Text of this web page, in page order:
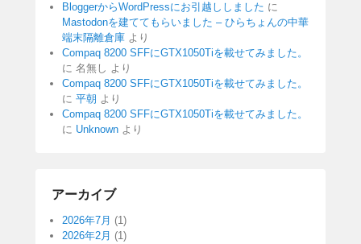
BloggerからWordPressにお引越ししました に
Mastodonを建ててもらいました – ひらちょんの中華
端末隔離倉庫 より
Compaq 8200 SFFにGTX1050Tiを載せてみました。
に 名無し より
Compaq 8200 SFFにGTX1050Tiを載せてみました。
に 平朝 より
Compaq 8200 SFFにGTX1050Tiを載せてみました。
に Unknown より
アーカイブ
2026年7月 (1)
2026年2月 (1)